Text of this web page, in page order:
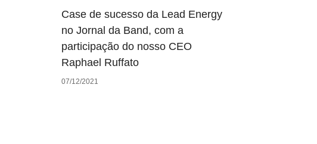
Case de sucesso da Lead Energy
no Jornal da Band, com a
participação do nosso CEO
Raphael Ruffato
07/12/2021